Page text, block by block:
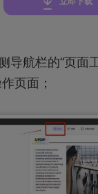
导航栏的“页面
页面；